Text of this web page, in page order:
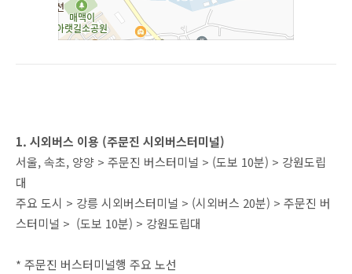
1. 시외버스 이용 (주문진 시외버스터미널)
서울, 속초, 양양 > 주문진 버스터미널 > (도보 10분) > 강원도립
대
주요 도시 > 강릉 시외버스터미널 > (시외버스 20분) > 주문진 버
스터미널 > (도보 10분) > 강원도립대
* 주문진 버스터미널행 주요 노선